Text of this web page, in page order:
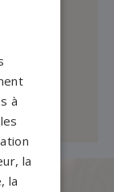
à
la
la